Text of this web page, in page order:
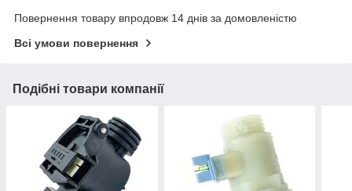
Повернення товару впродовж 14 днів за домовленістю
Всі умови повернення
Подібні товари компанії